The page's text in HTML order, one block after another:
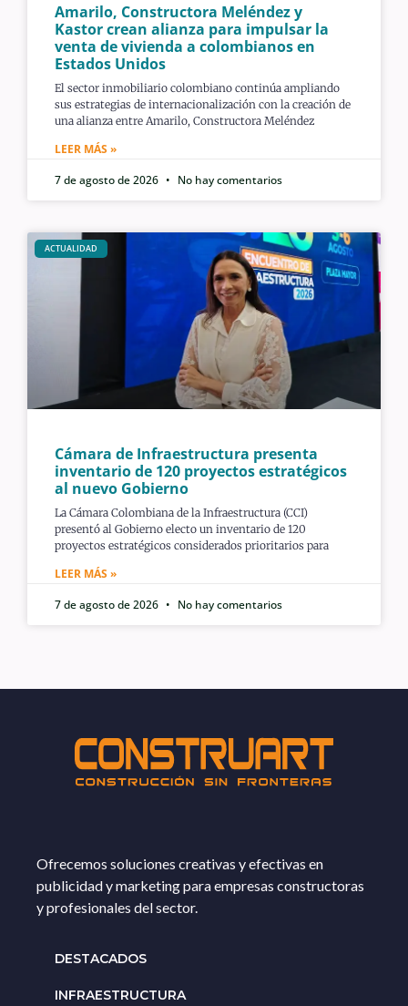
Amarilo, Constructora Meléndez y
Kastor crean alianza para impulsar la
venta de vivienda a colombianos en
Estados Unidos
El sector inmobiliario colombiano continúa ampliando
sus estrategias de internacionalización con la creación de
una alianza entre Amarilo, Constructora Meléndez
LEER MÁS »
7 de agosto de 2026
No hay comentarios
ACTUALIDAD
Cámara de Infraestructura presenta
inventario de 120 proyectos estratégicos
al nuevo Gobierno
La Cámara Colombiana de la Infraestructura (CCI)
presentó al Gobierno electo un inventario de 120
proyectos estratégicos considerados prioritarios para
LEER MÁS »
7 de agosto de 2026
No hay comentarios
Ofrecemos soluciones creativas y efectivas en
publicidad y marketing para empresas constructoras
y profesionales del sector.
DESTACADOS
INFRAESTRUCTURA